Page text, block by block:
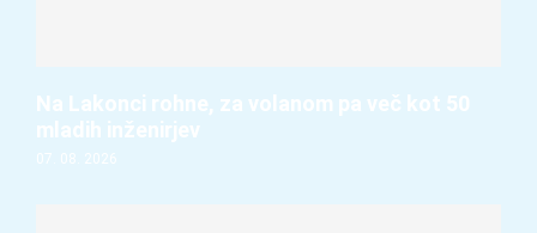
Na Lakonci rohne, za volanom pa več kot 50
mladih inženirjev
07. 08. 2026